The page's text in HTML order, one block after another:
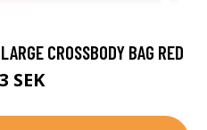
CROSSBODY BAG RED
SEK